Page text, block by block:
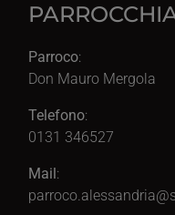
Parroco:
Don Mauro Mergola
Telefono:
0131 346527
Mail :